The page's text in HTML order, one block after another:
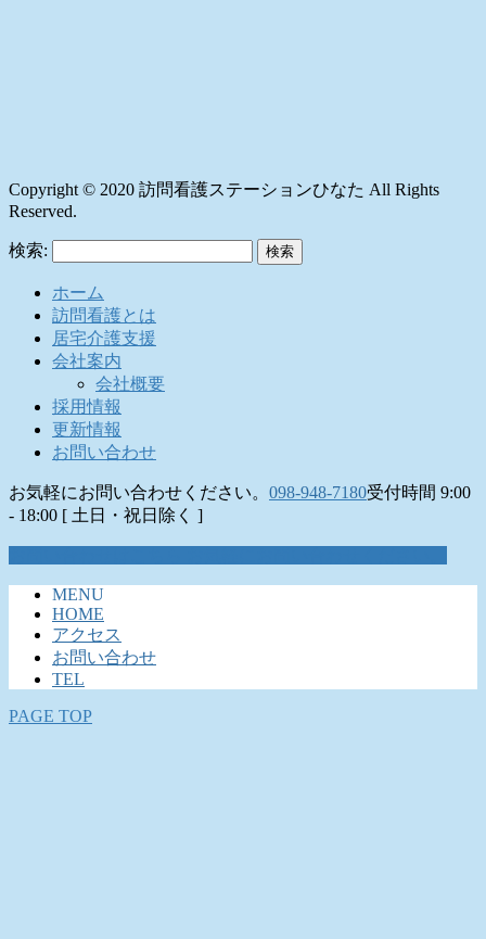
Copyright © 2020 訪問看護ステーションひなた All Rights
Reserved.
検索:
ホーム
訪問看護とは
居宅介護支援
会社案内
会社概要
採用情報
更新情報
お問い合わせ
お気軽にお問い合わせください。 098-948-7180受付時間 9:00
- 18:00 [ 土日・祝日除く ]
MENU
HOME
アクセス
お問い合わせ
TEL
PAGE TOP